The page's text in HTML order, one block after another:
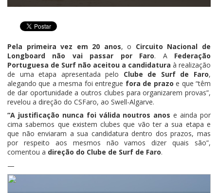
Pela primeira vez em 20 anos, o Circuito Nacional de
Longboard não vai passar por Faro. A Federação
Portuguesa de Surf não aceitou a candidatura à realização
de uma etapa apresentada pelo Clube de Surf de Faro,
alegando que a mesma foi entregue fora de prazo e que “têm
de dar oportunidade a outros clubes para organizarem provas”,
revelou a direção do CSFaro, ao Swell-Algarve.
“A justificação nunca foi válida noutros anos e ainda por
cima sabemos que existem clubes que vão ter a sua etapa e
que não enviaram a sua candidatura dentro dos prazos, mas
por respeito aos mesmos não vamos dizer quais são”,
comentou a direção do Clube de Surf de Faro.
—